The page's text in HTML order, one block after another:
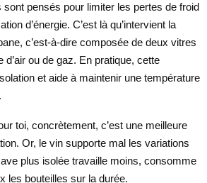
pensés pour limiter les pertes de froid
d’énergie. C’est là qu’intervient la
c’est-à-dire composée de deux vitres
ou de gaz. En pratique, cette
et aide à maintenir une température
toi, concrètement, c’est une meilleure
Or, le vin supporte mal les variations
plus isolée travaille moins, consomme
les bouteilles sur la durée.